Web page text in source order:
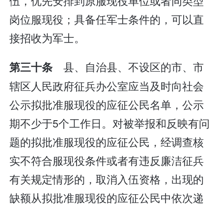
岗位服现役；具备任军士条件的，可以直
接招收为军士。
第三十条 县、自治县、不设区的市、市
辖区人民政府征兵办公室应当及时向社会
公示拟批准服现役的应征公民名单，公示
期不少于5个工作日。对被举报和反映有问
题的拟批准服现役的应征公民，经调查核
实不符合服现役条件或者有违反廉洁征兵
有关规定情形的，取消入伍资格，出现的
缺额从拟批准服现役的应征公民中依次递